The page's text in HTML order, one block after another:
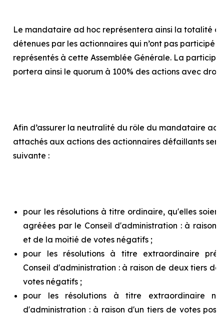
Le mandataire ad hoc représentera ainsi la totalité
détenues par les actionnaires qui n’ont pas participé
représentés à cette Assemblée Générale. La
portera ainsi le quorum à 100% des actions avec
Afin d’assurer la neutralité du rôle du mandataire ad
attachés aux actions des actionnaires défaillants
suivante :
pour les résolutions à titre ordinaire, qu'elles
agréées par le Conseil d'administration : à raison
et de la moitié de votes négatifs ;
pour les résolutions à titre extraordinaire
Conseil d'administration : à raison de deux tiers
votes négatifs ;
pour les résolutions à titre extraordinaire
d'administration : à raison d'un tiers de votes